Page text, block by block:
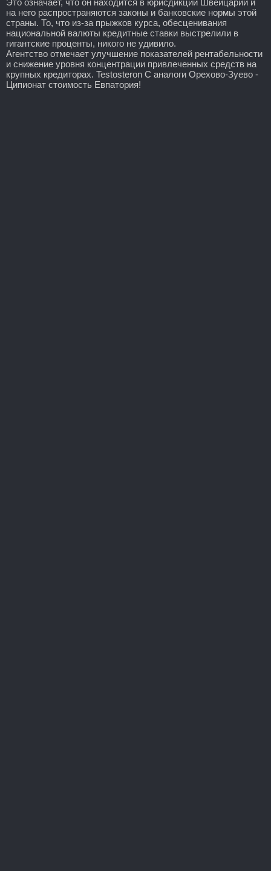
на него распространяются законы и банковские нормы этой
страны. То, что из-за прыжков курса, обесценивания
национальной валюты кредитные ставки выстрелили в
гигантские проценты, никого не удивило.
Агентство отмечает улучшение показателей рентабельности
и снижение уровня концентрации привлеченных средств на
крупных кредиторах. Testosteron C аналоги Орехово-Зуево -
Ципионат стоимость Евпатория!